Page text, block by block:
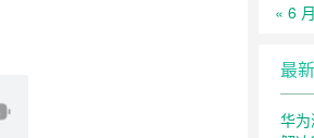
« 6 月
最
华